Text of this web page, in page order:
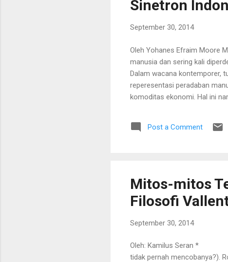
Sinetron
September 30, 2014
Oleh Yohanes Efraim Moore
manusia dan sering kali
Dalam wacana kontemporer,
reperesentasi peradaban
komoditas ekonomi. Hal ini
sebagai sistem dasar yang
telah, sedang dan akan
Post a Comment
Mitos-mitos
Filosofi
September 30, 2014
Oleh: Kamilus Seran *
tidak pernah mencobanya?).